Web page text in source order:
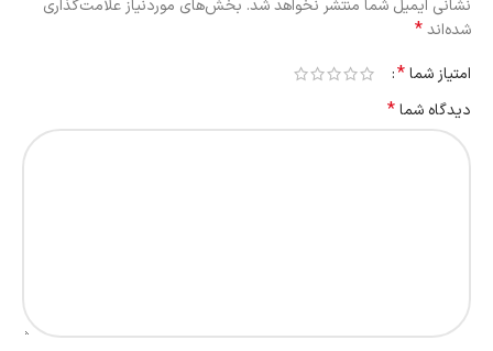
نشانی ایمیل شما منتشر نخواهد شد. بخش‌های موردنیاز علامت‌گذاری
شده‌اند*
امتیاز شما*
دیدگاه شما*